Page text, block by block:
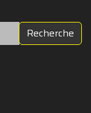
Recherche